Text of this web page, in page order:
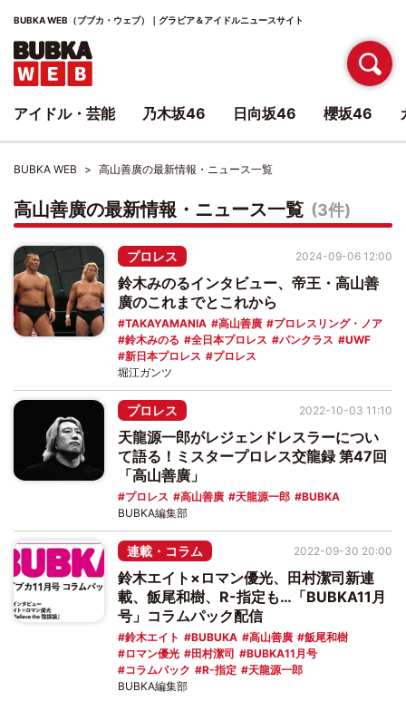
BUBKA WEB（ブブカ・ウェブ）｜グラビア＆アイドルニュースサイト
BUBKA WEB 高山善廣の最新情報・ニュース一覧
高山善廣の最新情報・ニュース一覧 (3件)
プロレス
鈴木みのるインタビュー、帝王・高山善
廣のこれまでとこれから
TAKAYAMANIA 高山善廣
プロレスリング・ノア
鈴木みのる
全日本プロレス パンクラス
UWF
新日本プロレス
プロレス
2024-09-06 12:00
堀江ガンツ
プロレス
天龍源一郎がレジェンドレスラーについ
て語る！ミスタープロレス交龍録 第47回
「高山善廣」
プロレス 高山善廣 天龍源一郎 BUBKA
2022-10-03 11:10
BUBKA編集部
連載・コラム
鈴木エイト×ロマン優光、田村潔司新連
載、飯尾和樹、R-指定も…「BUBKA11月
号」コラムパック配信
鈴木エイト BUBUKA 高山善廣
飯尾和樹
ロマン優光
田村潔司
BUBKA11月号
コラムパック
R-指定 天龍源一郎
2022-09-30 20:00
BUBKA編集部
アイドル・芸能 乃木坂46 日向坂46 櫻坂46